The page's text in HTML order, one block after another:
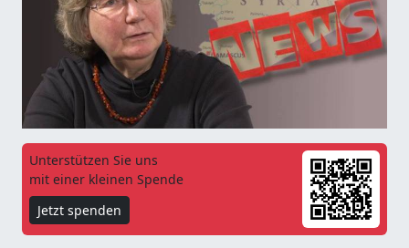
Unterstützen Sie uns
mit einer kleinen Spende
Jetzt spenden